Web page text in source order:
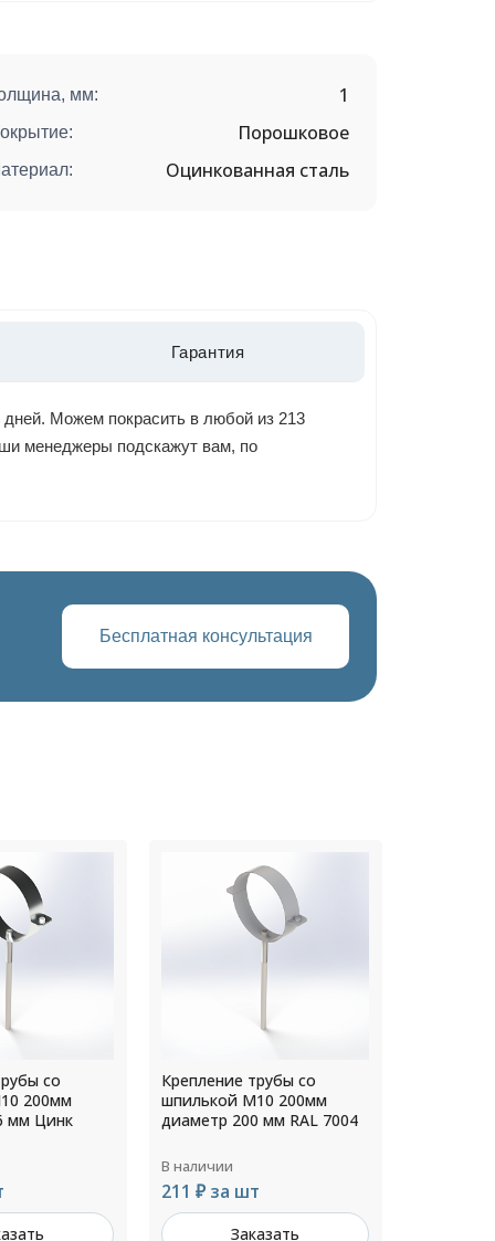
мм: 1
Порошковое
Оцинкованная сталь
Гарантия
Можем покрасить в любой из 213
менеджеры подскажут вам, по
Бесплатная консультация
со
200мм
RAL 7004
Крепление трубы со
шпилькой М10 200мм
диаметр 150 мм RAL 6002
В наличии
190 ₽ за шт
Заказать